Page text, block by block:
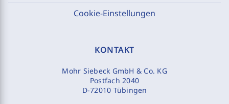
Cookie-Einstellungen
KONTAKT
Mohr Siebeck GmbH & Co. KG
Postfach 2040
D-72010 Tübingen